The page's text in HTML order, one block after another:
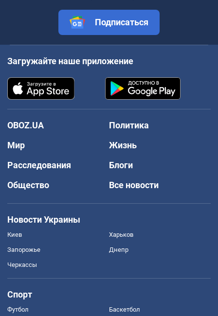
Подписаться
Загружайте наше приложение
OBOZ.UA
Политика
Мир
Жизнь
Расследования
Блоги
Общество
Все новости
Новости Украины
Киев Харьков
Запорожье Днепр
Черкассы
Спорт
Футбол Баскетбол